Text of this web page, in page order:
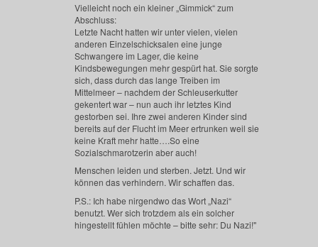
Vielleicht noch ein kleiner „Gimmick“ zum
Abschluss:
Letzte Nacht hatten wir unter vielen, vielen
anderen Einzelschicksalen eine junge
Schwangere im Lager, die keine
Kindsbewegungen mehr gespürt hat. Sie sorgte
sich, dass durch das lange Treiben im
Mittelmeer – nachdem der Schleuserkutter
gekentert war – nun auch ihr letztes Kind
gestorben sei. Ihre zwei anderen Kinder sind
bereits auf der Flucht im Meer ertrunken weil sie
keine Kraft mehr hatte….So eine
Sozialschmarotzerin aber auch!
Menschen leiden und sterben. Jetzt. Und wir
können das verhindern. Wir schaffen das.
P.S.: Ich habe nirgendwo das Wort „Nazi“
benutzt. Wer sich trotzdem als ein solcher
hingestellt fühlen möchte – bitte sehr: Du Nazi!"